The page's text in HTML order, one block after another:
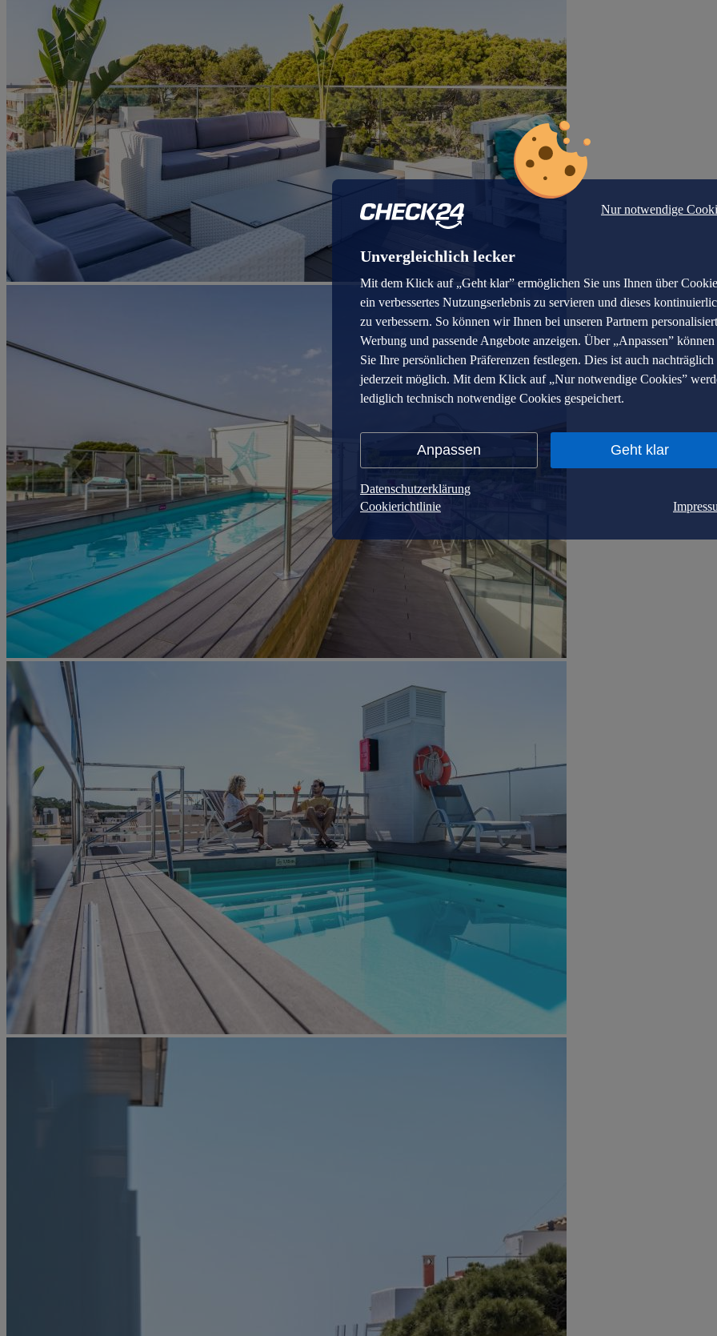
Nur notwendige
Unvergleichlich lecker
Mit dem Klick auf „Geht klar” ermöglichen Sie uns Ihnen über
ein verbessertes Nutzungserlebnis zu servieren und dieses
zu verbessern. So können wir Ihnen bei unseren Partnern
Werbung und passende Angebote anzeigen. Über „Anpassen” können
Sie Ihre persönlichen Präferenzen festlegen. Dies ist auch nachträglich
jederzeit möglich. Mit dem Klick auf „Nur notwendige Cookies”
lediglich technisch notwendige Cookies gespeichert.
Anpassen Geht klar
Datenschutzerklärung
Cookierichtlinie